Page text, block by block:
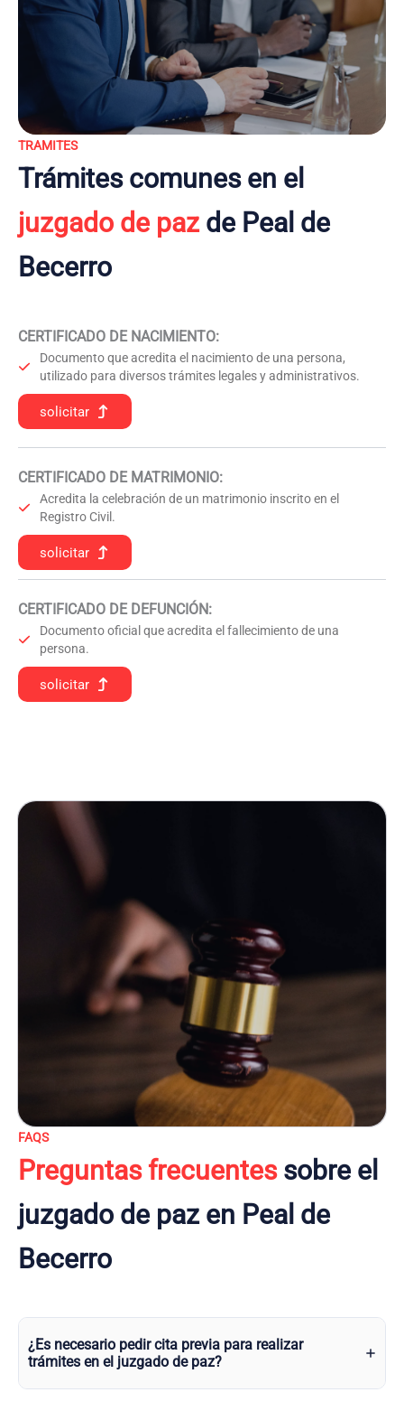
TRAMITES
Trámites comunes en el
juzgado de pazde Peal de
Becerro
CERTIFICADO DE NACIMIENTO:
Documento que acredita el nacimiento de una persona,
utilizado para diversos trámites legales y administrativos.
solicitar
CERTIFICADO DE MATRIMONIO:
Acredita la celebración de un matrimonio inscrito en el
Registro Civil.
solicitar
CERTIFICADO DE DEFUNCIÓN:
Documento oficial que acredita el fallecimiento de una
persona.
solicitar
FAQS
Preguntas frecuentessobre el
juzgado de paz en Peal de
Becerro
¿Es necesario pedir cita previa para realizar
trámites en el juzgado de paz?